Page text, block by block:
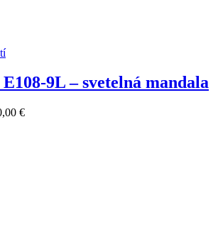
9L – svetelná mandala
€Price